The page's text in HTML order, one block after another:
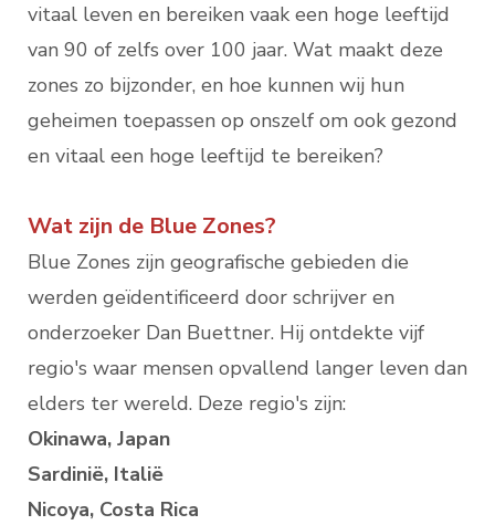
vitaal leven en bereiken vaak een hoge leeftijd
van 90 of zelfs over 100 jaar. Wat maakt deze
zones zo bijzonder, en hoe kunnen wij hun
geheimen toepassen op onszelf om ook gezond
en vitaal een hoge leeftijd te bereiken?
Wat zijn de Blue Zones?
Blue Zones zijn geografische gebieden die
werden geïdentificeerd door schrijver en
onderzoeker Dan Buettner. Hij ontdekte vijf
regio's waar mensen opvallend langer leven dan
elders ter wereld. Deze regio's zijn:
Okinawa, Japan
Sardinië, Italië
Nicoya, Costa Rica